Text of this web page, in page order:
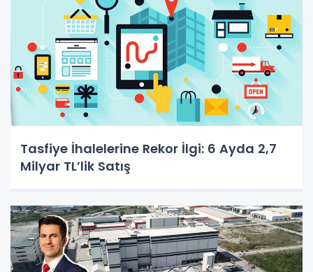
Tasfiye İhalelerine Rekor İlgi: 6 Ayda 2,7
Milyar TL’lik Satış